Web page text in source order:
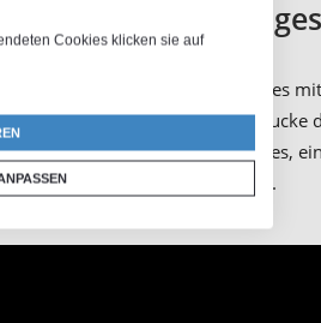
iPad 7 Hülle selbst
Schutz. Dazu besticht es
Kreativität freien Lauf und
Urlaub, ein Bild deines Schatzes,
deine
.
Cookies klicken sie auf